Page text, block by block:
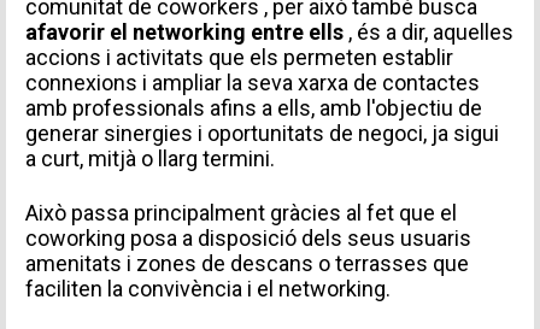
comunitat de coworkers , per això també busca
afavorir el networking entre ells , és a dir, aquelles
accions i activitats que els permeten establir
connexions i ampliar la seva xarxa de contactes
amb professionals afins a ells, amb l'objectiu de
generar sinergies i oportunitats de negoci, ja sigui
a curt, mitjà o llarg termini.
Això passa principalment gràcies al fet que el
coworking posa a disposició dels seus usuaris
amenitats i zones de descans o terrasses que
faciliten la convivència i el networking.